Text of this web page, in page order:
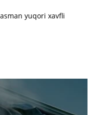
yuqori xavfli